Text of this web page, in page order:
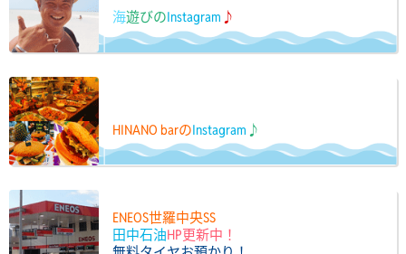
海遊びのInstagram ♪
HINANO barのInstagram ♪
ENEOS世羅中央SS
田中石油HP更新中！